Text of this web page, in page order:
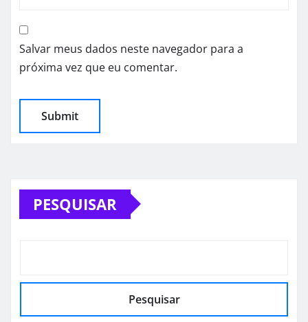
Salvar meus dados neste navegador para a
próxima vez que eu comentar.
PESQUISAR
Pesquisar